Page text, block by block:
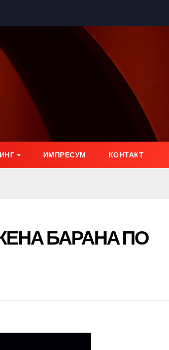
ИМПРЕСУМ КОНТАКТ
БАРАНА ПО